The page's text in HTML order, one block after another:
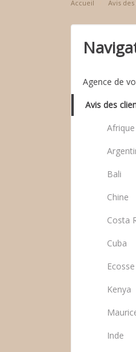
Accueil Avis
Agence de
Avis des
Bali
Chine
Costa
Cuba
Ecosse
Kenya
Inde